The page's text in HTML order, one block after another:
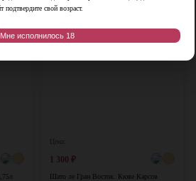
♡
1 300 ₽
Шато ле Гран Восток. Кюве Карсов
свой возраст.
Мне исполнилось 18